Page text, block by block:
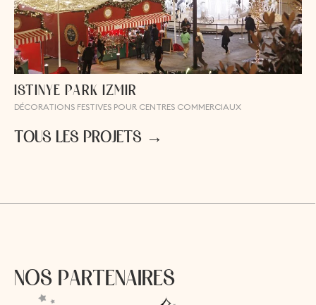
ISTINYE PARK IZMIR
DÉCORATIONS FESTIVES POUR CENTRES COMMERCIAUX
TOUS LES PROJETS →
NOS PARTENAIRES